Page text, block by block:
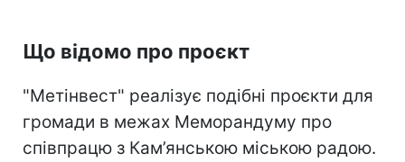
Що відомо про проєкт
"Метінвест" реалізує подібні проєкти для
громади в межах Меморандуму про
співпрацю з Кам’янською міською радою.